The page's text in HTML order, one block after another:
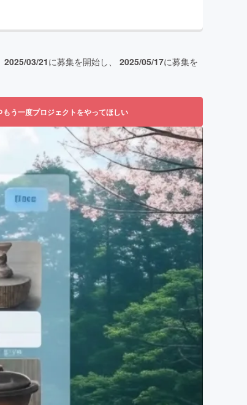
2025/03/21に募集を開始し、 2025/05/17に募集を
もう一度プロジェクトをやってほしい